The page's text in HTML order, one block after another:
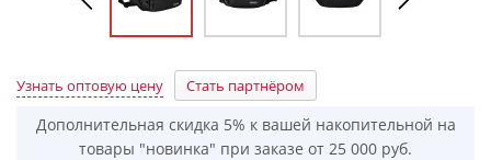
Узнать оптовую цену Стать партнёром
Дополнительная скидка 5% к вашей накопительной на
товары "новинка" при заказе от 25 000 руб.